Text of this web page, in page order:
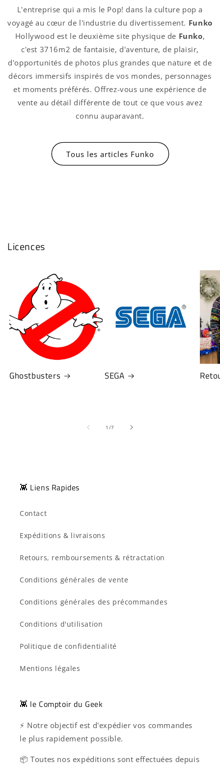
L'entreprise qui a mis le Pop! dans la culture pop a
voyagé au cœur de l'industrie du divertissement. Funko
Hollywood est le deuxième site physique de Funko,
c'est 3716m2 de fantaisie, d'aventure, de plaisir,
d'opportunités de photos plus grandes que nature et de
décors immersifs inspirés de vos mondes, personnages
et moments préférés. Offrez-vous une expérience de
vente au détail différente de tout ce que vous avez
connu auparavant.
Tous les articles Funko
Licences
Ghostbusters SEGA
1 /de
7
👾 Liens Rapides
Contact
Expéditions & livraisons
Retours, remboursements & rétractation
Conditions générales de vente
Conditions générales des précommandes
Conditions d'utilisation
Politique de confidentialité
Mentions légales
👾 le Comptoir du Geek
⚡ Notre objectif est d'expédier vos commandes
le plus rapidement possible.
📦 Toutes nos expéditions sont effectuées depuis
Connectez-vous à votre compte pour ajouter
des produits à votre liste de souhaits et